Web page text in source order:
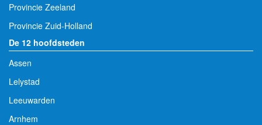
Provincie Zeeland
Provincie Zuid-Holland
De 12 hoofdsteden
Assen
Lelystad
Leeuwarden
Arnhem